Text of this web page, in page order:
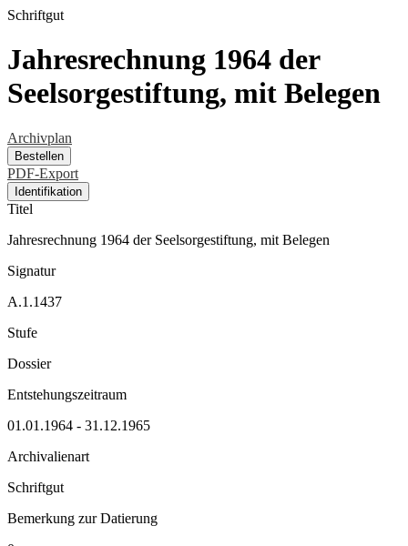
Schriftgut
Jahresrechnung 1964 der
Seelsorgestiftung, mit Belegen
Archivplan
Bestellen
PDF-Export
Identifikation
Titel
Jahresrechnung 1964 der Seelsorgestiftung, mit Belegen
Signatur
A.1.1437
Stufe
Dossier
Entstehungszeitraum
01.01.1964 - 31.12.1965
Archivalienart
Schriftgut
Bemerkung zur Datierung